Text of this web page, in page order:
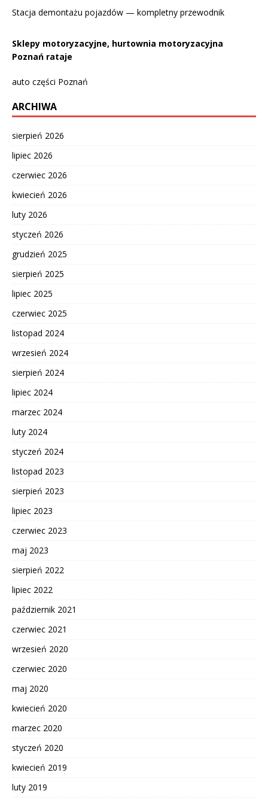
Stacja demontażu pojazdów — kompletny przewodnik
Sklepy motoryzacyjne, hurtownia motoryzacyjna
Poznań rataje
auto części Poznań
ARCHIWA
sierpień 2026
lipiec 2026
czerwiec 2026
kwiecień 2026
luty 2026
styczeń 2026
grudzień 2025
sierpień 2025
lipiec 2025
czerwiec 2025
listopad 2024
wrzesień 2024
sierpień 2024
lipiec 2024
marzec 2024
luty 2024
styczeń 2024
listopad 2023
sierpień 2023
lipiec 2023
czerwiec 2023
maj 2023
sierpień 2022
lipiec 2022
październik 2021
czerwiec 2021
wrzesień 2020
czerwiec 2020
maj 2020
kwiecień 2020
marzec 2020
styczeń 2020
kwiecień 2019
luty 2019